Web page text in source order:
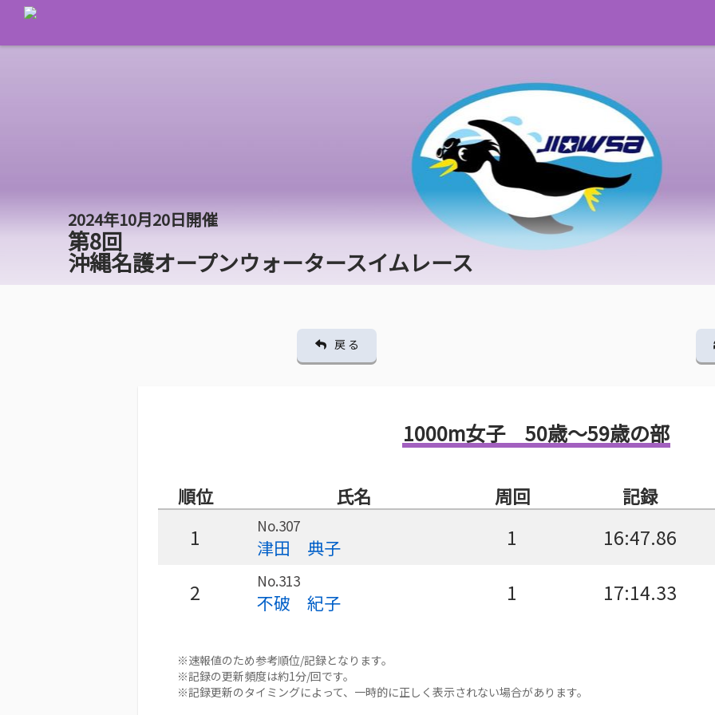
2024年10月20日開催
第8回
沖縄名護オープンウォータースイムレース
戻 る
1000m女子 50歳～59歳の部
順位 氏名 周回 記録
1 No.307
津田 典子 1 16:47.86
2 No.313
不破 紀子 1 17:14.33
※速報値のため参考順位/記録となります。
※記録の更新頻度は約1分/回です。
※記録更新のタイミングによって、一時的に正しく表示されない場合があります。